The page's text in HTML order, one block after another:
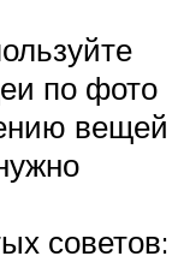
по фото
вещей
советов: